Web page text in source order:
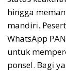
hingga
mandiri.
WhatsApp
untuk
ponsel. Bagi